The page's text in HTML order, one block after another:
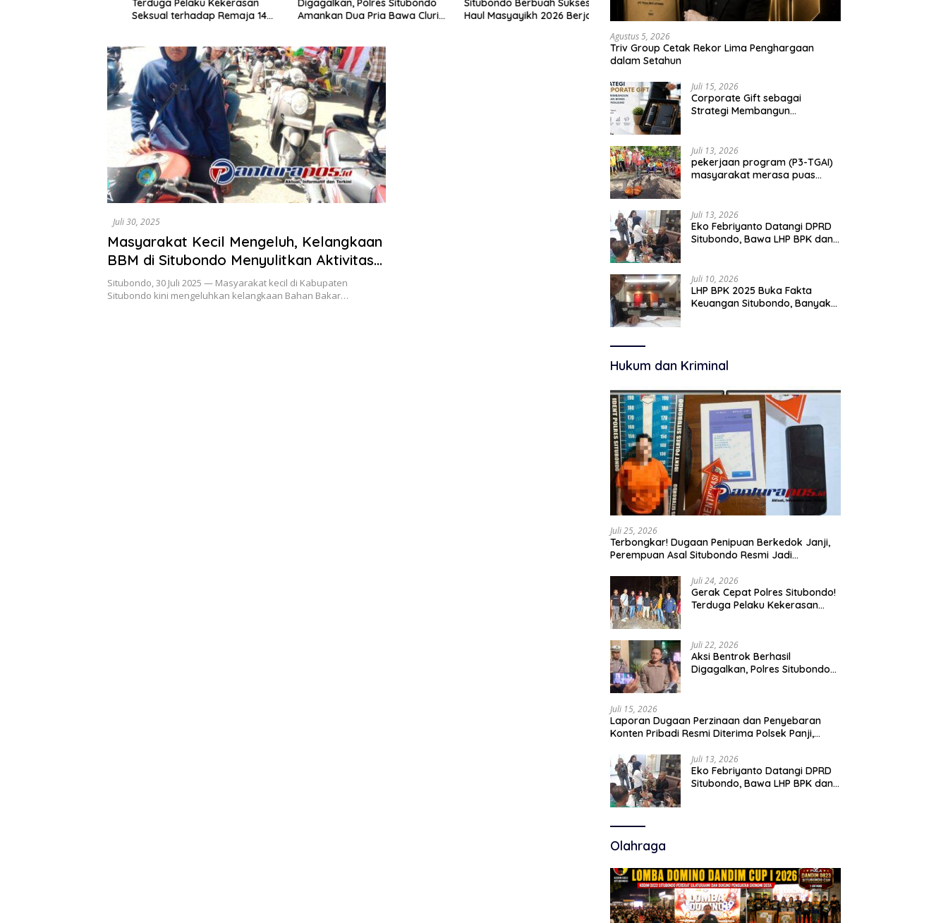
Seksual terhadap Remaja 14
Amankan Dua Pria Bawa Clurit
Haul Masyayikh 2026 Berjalan
dan Soliditas TNI-Polri Jaga
Hubungan Bisnis Jangka
Juli 30, 2025
Masyarakat Kecil Mengeluh, Kelangkaan
BBM di Situbondo Menyulitkan Aktivitas
Harian
Situbondo, 30 Juli 2025 — Masyarakat kecil di Kabupaten
Situbondo kini mengeluhkan kelangkaan Bahan Bakar…
Agustus 5, 2026
Triv Group Cetak Rekor Lima Penghargaan
dalam Setahun
Juli 15, 2026
Corporate Gift sebagai
Strategi Membangun
Juli 13, 2026
pekerjaan program (P3-TGAI)
masyarakat merasa puas
Juli 13, 2026
Eko Febriyanto Datangi DPRD
Situbondo, Bawa LHP BPK dan
Juli 10, 2026
LHP BPK 2025 Buka Fakta
Keuangan Situbondo, Banyak
Hukum dan Kriminal
Juli 25, 2026
Terbongkar! Dugaan Penipuan Berkedok Janji,
Perempuan Asal Situbondo Resmi Jadi
Juli 24, 2026
Gerak Cepat Polres Situbondo!
Terduga Pelaku Kekerasan
Juli 22, 2026
Aksi Bentrok Berhasil
Digagalkan, Polres Situbondo
Juli 15, 2026
Laporan Dugaan Perzinaan dan Penyebaran
Konten Pribadi Resmi Diterima Polsek Panji,
Juli 13, 2026
Eko Febriyanto Datangi DPRD
Situbondo, Bawa LHP BPK dan
Olahraga